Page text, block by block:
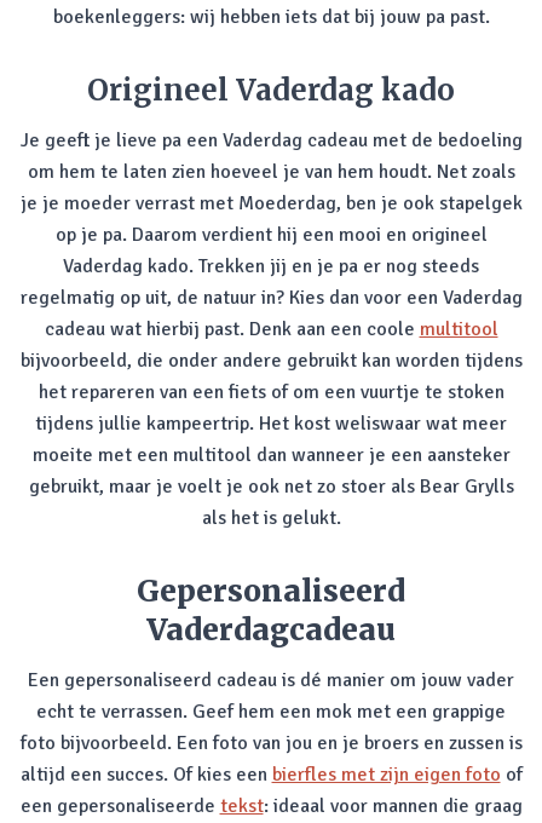
boekenleggers: wij hebben iets dat bij jouw pa past.
Origineel Vaderdag kado
Je geeft je lieve pa een Vaderdag cadeau met de bedoeling
om hem te laten zien hoeveel je van hem houdt. Net zoals
je je moeder verrast met Moederdag, ben je ook stapelgek
op je pa. Daarom verdient hij een mooi en origineel
Vaderdag kado. Trekken jij en je pa er nog steeds
regelmatig op uit, de natuur in? Kies dan voor een Vaderdag
cadeau wat hierbij past. Denk aan een coole multitool
bijvoorbeeld, die onder andere gebruikt kan worden tijdens
het repareren van een fiets of om een vuurtje te stoken
tijdens jullie kampeertrip. Het kost weliswaar wat meer
moeite met een multitool dan wanneer je een aansteker
gebruikt, maar je voelt je ook net zo stoer als Bear Grylls
als het is gelukt.
Gepersonaliseerd
Vaderdagcadeau
Een gepersonaliseerd cadeau is dé manier om jouw vader
echt te verrassen. Geef hem een mok met een grappige
foto bijvoorbeeld. Een foto van jou en je broers en zussen is
altijd een succes. Of kies een bierfles met zijn eigen foto of
een gepersonaliseerde tekst: ideaal voor mannen die graag